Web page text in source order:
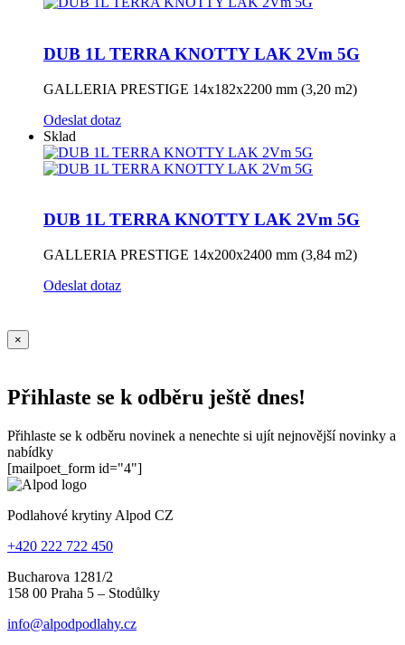
DUB 1L TERRA KNOTTY LAK 2Vm 5G
GALLERIA PRESTIGE 14x182x2200 mm (3,20 m2)
Odeslat dotaz
Sklad
DUB 1L TERRA KNOTTY LAK 2Vm 5G
GALLERIA PRESTIGE 14x200x2400 mm (3,84 m2)
Odeslat dotaz
×
Přihlaste se k odběru ještě dnes!
Přihlaste se k odběru novinek a nenechte si ujít nejnovější novinky a
nabídky
[mailpoet_form id="4"]
Podlahové krytiny Alpod CZ
+420 222 722 450
Bucharova 1281/2
158 00 Praha 5 – Stodůlky
info@alpodpodlahy.cz